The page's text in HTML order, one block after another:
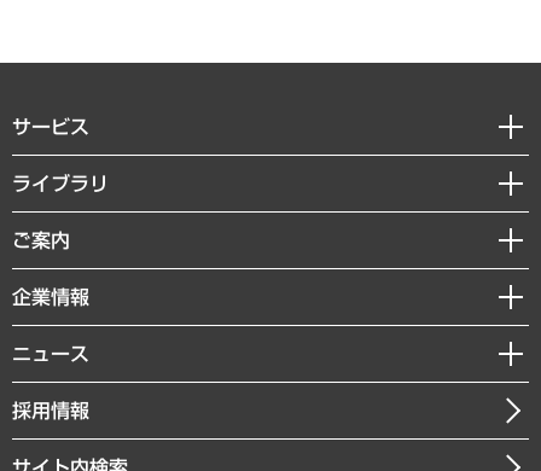
サービス
経営戦略
組織・人事戦略
デジタルイノベーション
共生・ダイバーシティ
GRC（ガバナンス・リスク・コンプライアンス）・防災（政策）
経済・産業・雇用・労働
ライブラリ
経済調査
レポート
コラム
経営用語集
受託・受注実績（官公庁関連）
ご案内
セミナー・イベント情報
MUFGビジネスセミナー
受託案件情報
企業情報
私たちの想い
社長メッセージ
会社概要
ニュース
ニュースリリース
お知らせ
採用情報
サイト内検索